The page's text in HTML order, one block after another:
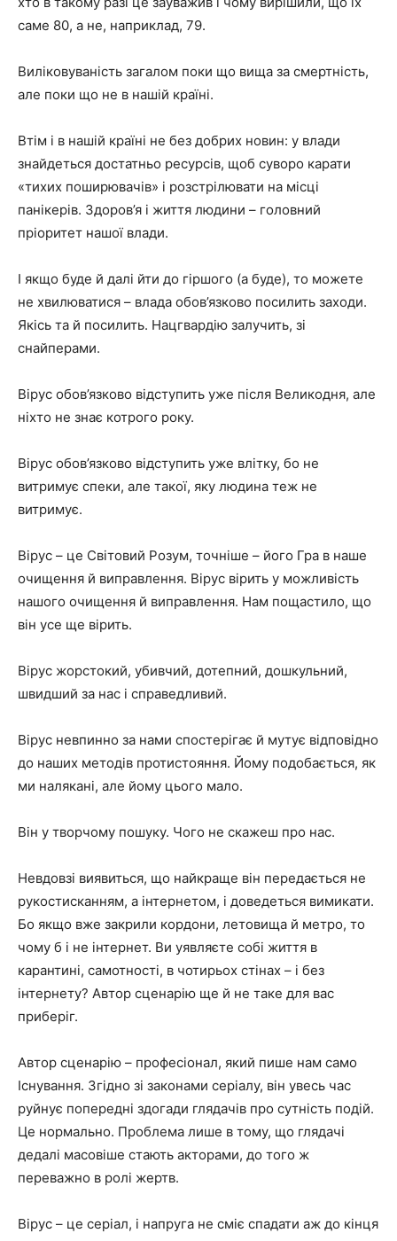
саме 80, а не, наприклад, 79.
Виліковуваність загалом поки що вища за смертність,
але поки що не в нашій країні.
Втім і в нашій країні не без добрих новин: у влади
знайдеться достатньо ресурсів, щоб суворо карати
«тихих поширювачів» і розстрілювати на місці
панікерів. Здоров’я і життя людини – головний
пріоритет нашої влади.
І якщо буде й далі йти до гіршого (а буде), то можете
не хвилюватися – влада обов’язково посилить заходи.
Якісь та й посилить. Нацгвардію залучить, зі
снайперами.
Вірус обов’язково відступить уже після Великодня, але
ніхто не знає котрого року.
Вірус обов’язково відступить уже влітку, бо не
витримує спеки, але такої, яку людина теж не
витримує.
Вірус – це Світовий Розум, точніше – його Гра в наше
очищення й виправлення. Вірус вірить у можливість
нашого очищення й виправлення. Нам пощастило, що
він усе ще вірить.
Вірус жорстокий, убивчий, дотепний, дошкульний,
швидший за нас і справедливий.
Вірус невпинно за нами спостерігає й мутує відповідно
до наших методів протистояння. Йому подобається, як
ми налякані, але йому цього мало.
Він у творчому пошуку. Чого не скажеш про нас.
Невдовзі виявиться, що найкраще він передається не
рукостисканням, а інтернетом, і доведеться вимикати.
Бо якщо вже закрили кордони, летовища й метро, то
чому б і не інтернет. Ви уявляєте собі життя в
карантині, самотності, в чотирьох стінах – і без
інтернету? Автор сценарію ще й не таке для вас
приберіг.
Автор сценарію – професіонал, який пише нам само
Існування. Згідно зі законами серіалу, він увесь час
руйнує попередні здогади глядачів про сутність подій.
Це нормально. Проблема лише в тому, що глядачі
дедалі масовіше стають акторами, до того ж
переважно в ролі жертв.
Вірус – це серіал, і напруга не сміє спадати аж до кінця